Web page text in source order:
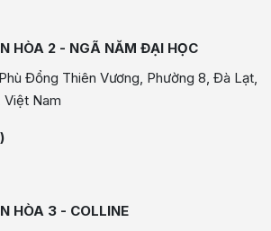
HÒA 2 - NGÃ NĂM ĐẠI HỌC
Đổng Thiên Vương, Phường 8, Đà Lạt,
Nam
HÒA 3 - COLLINE